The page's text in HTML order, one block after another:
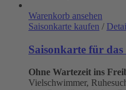
Warenkorb ansehen
Saisonkarte kaufen /
Saisonkarte für
Ohne Wartezeit ins
Vielschwimmer,